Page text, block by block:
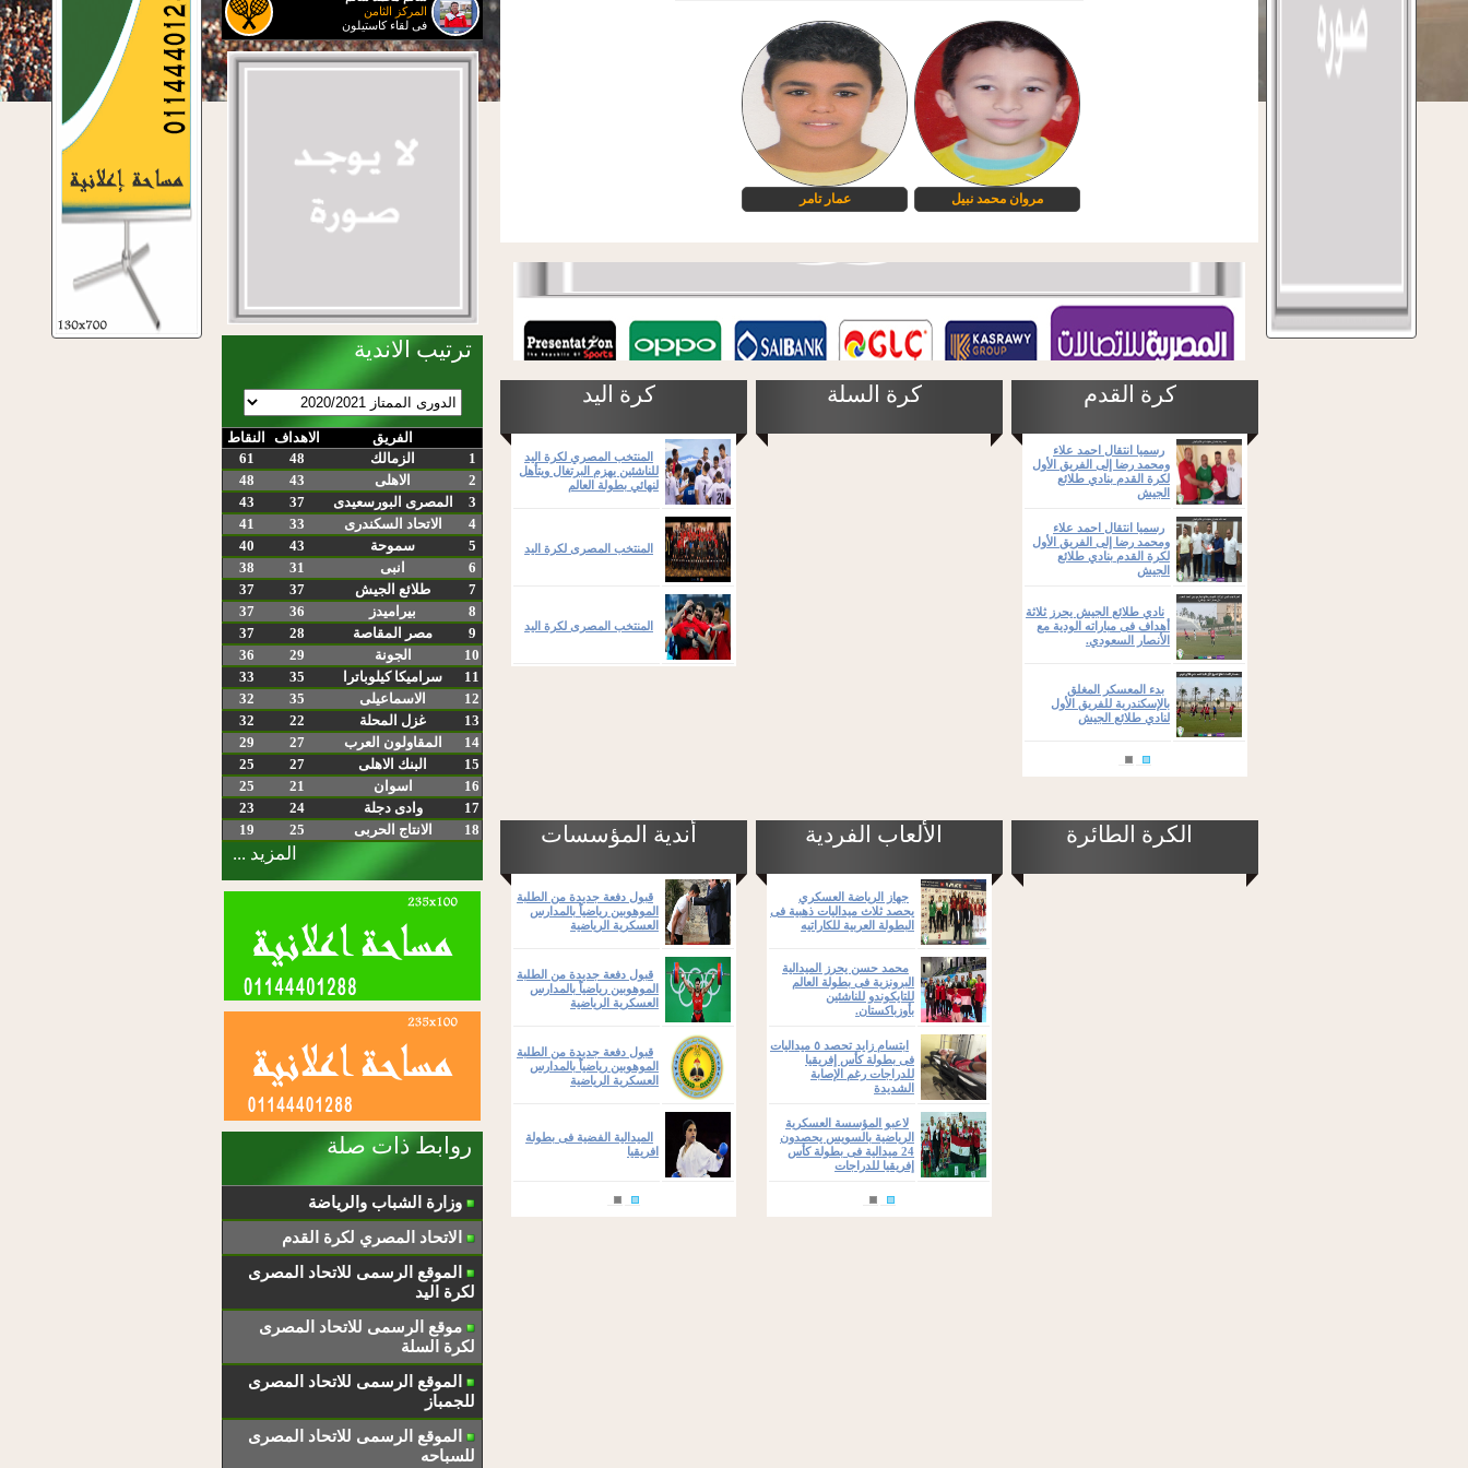
المركز الثامن
فى لقاء كاستيلون
ترتيب الاندية
الفريق الاهداف
النقاط
1
الزمالك 48
61
2
الاهلى 43
48
3
المصرى البورسعيدى 37
43
4
الاتحاد السكندرى 33
41
5
سموحة 43
40
6
انبى 31
38
7
طلائع الجيش 37
37
8
بيراميدز 36
37
9
مصر المقاصة 28
37
10
الجونة 29
36
11
سراميكا كيلوباترا 35
33
12
الاسماعيلى 35
32
13
غزل المحلة 22
32
14
المقاولون العرب 27
29
15
البنك الاهلى 27
25
16
اسوان 21
25
17
وادى دجلة 24
23
18
الانتاج الحربى 25
19
المزيد ...
روابط ذات صلة
وزارة الشباب والرياضة
الاتحاد المصري لكرة القدم
الموقع الرسمى للاتحاد المصرى
لكرة اليد
موقع الرسمى للاتحاد المصرى
لكرة السلة
الموقع الرسمى للاتحاد المصرى
للجمباز
الموقع الرسمى للاتحاد المصرى
للسباحه
مروان محمد نبيل عمار تامر
كرة القدم
رسميا انتقال احمد علاء
ومحمد رضا إلى الفريق الأول
لكرة القدم بنادي طلائع
الجيش
رسميا انتقال احمد علاء
ومحمد رضا إلى الفريق الأول
لكرة القدم بنادي طلائع
الجيش
نادي طلائع الجيش يحرز ثلاثة
أهداف فى مباراته الودية مع
الأنصار السعودي.
بدء المعسكر المغلق
بالإسكندرية للفريق الأول
لنادي طلائع الجيش
كرة السلة كرة اليد
المنتخب المصري لكرة اليد
للناشئين يهزم البرتغال ويتأهل
لنهائي بطولة العالم
المنتخب المصرى لكرة اليد
المنتخب المصرى لكرة اليد
الكرة الطائرة الألعاب الفردية
جهاز الرياضة العسكري
يحصد ثلاث ميداليات ذهبية فى
البطولة العربية للكاراتيه
محمد حسن يحرز الميدالية
البرونزية فى بطولة العالم
للتايكوندو للناشئين
بأوزباكستان.
ابتسام زايد تحصد ٥ ميداليات
فى بطولة كأس إفريقيا
للدراجات رغم الإصابة
الشديدة
لاعبو المؤسسة العسكرية
الرياضية بالسويس يحصدون
24 ميدالية فى بطولة كأس
إفريقيا للدراجات
أندية المؤسسات
قبول دفعة جديدة من الطلبة
الموهوبين رياضياً بالمدارس
العسكرية الرياضية
قبول دفعة جديدة من الطلبة
الموهوبين رياضياً بالمدارس
العسكرية الرياضية
قبول دفعة جديدة من الطلبة
الموهوبين رياضياً بالمدارس
العسكرية الرياضية
الميدالية الفضية فى بطولة
افريقيا